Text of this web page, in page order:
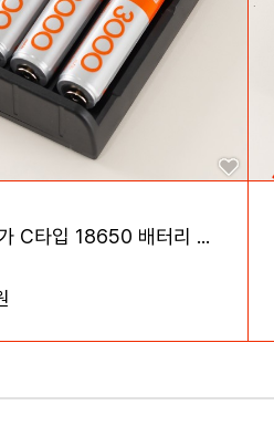
플라이토 메가 C타입 18650 배터리 충전기 4구